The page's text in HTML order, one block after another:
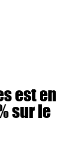
est en
sur le